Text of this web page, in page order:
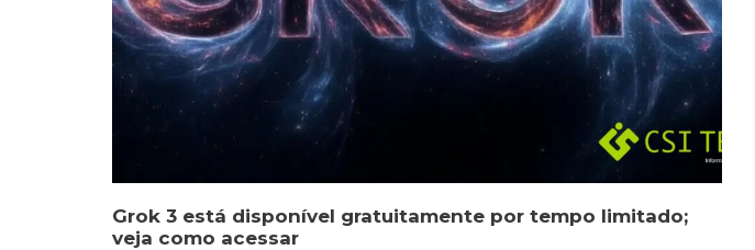
Grok 3 está disponível gratuitamente por tempo limitado;
veja como acessar